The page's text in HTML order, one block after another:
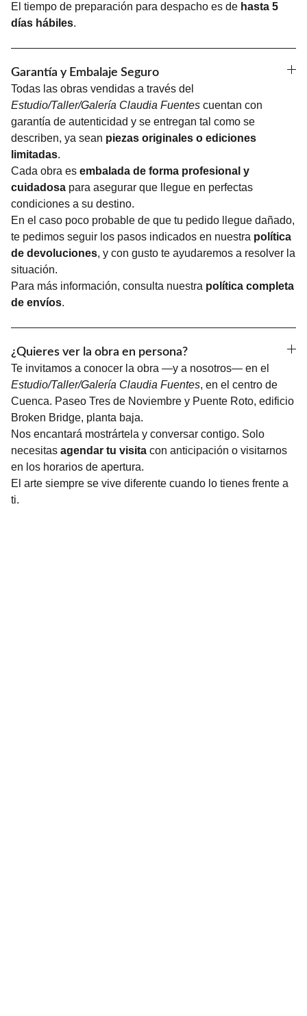
El tiempo de preparación para despacho es de hasta 5
días hábiles.
Garantía y Embalaje Seguro
Todas las obras vendidas a través del
Estudio/Taller/Galería Claudia Fuentes cuentan con
garantía de autenticidad y se entregan tal como se
describen, ya sean piezas originales o ediciones
limitadas.
Cada obra es embalada de forma profesional y
cuidadosa para asegurar que llegue en perfectas
condiciones a su destino.
En el caso poco probable de que tu pedido llegue dañado,
te pedimos seguir los pasos indicados en nuestra política
de devoluciones, y con gusto te ayudaremos a resolver la
situación.
Para más información, consulta nuestra política completa
de envíos.
¿Quieres ver la obra en persona?
Te invitamos a conocer la obra —y a nosotros— en el
Estudio/Taller/Galería Claudia Fuentes, en el centro de
Cuenca. Paseo Tres de Noviembre y Puente Roto, edificio
Broken Bridge, planta baja.
Nos encantará mostrártela y conversar contigo. Solo
necesitas agendar tu visita con anticipación o visitarnos
en los horarios de apertura.
El arte siempre se vive diferente cuando lo tienes frente a
ti.